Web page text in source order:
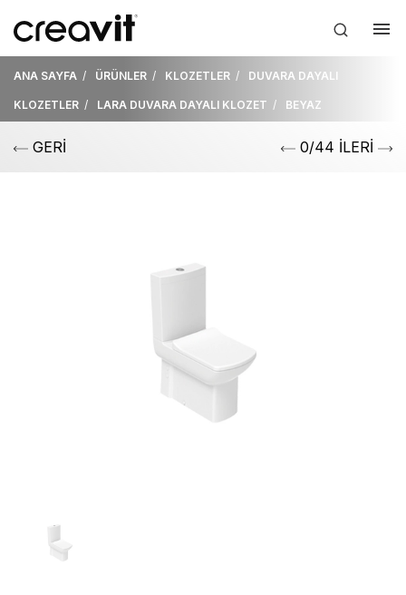
ANA SAYFA ÜRÜNLER KLOZETLER DUVARA DAYALI
KLOZETLER LARA DUVARA DAYALI KLOZET BEYAZ
GERİ 0/44 İLERİ